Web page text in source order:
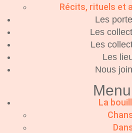
Récits, rituels et
Les
Les
Les
Les
Nous
Menu
La